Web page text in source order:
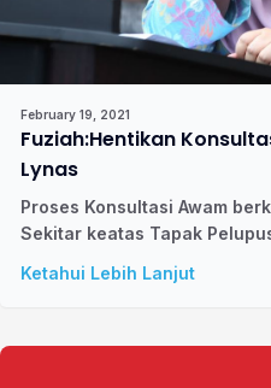
February 19, 2021
Fuziah:Hentikan
Lynas
Proses Konsultasi Awam
Sekitar keatas Tapak
Ketahui Lebih Lanjut